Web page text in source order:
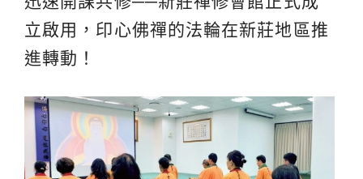
立啟用，印心佛禪的法輪在新莊地區推
進轉動！